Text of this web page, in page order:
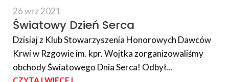
26 wrz 2021
Światowy Dzień Serca
Dzisiaj z Klub Stowarzyszenia Honorowych Dawców
Krwi w Rzgowie im. kpr. Wojtka zorganizowaliśmy
obchody Światowego Dnia Serca! Odbył...
CZYTAJ WIĘCEJ